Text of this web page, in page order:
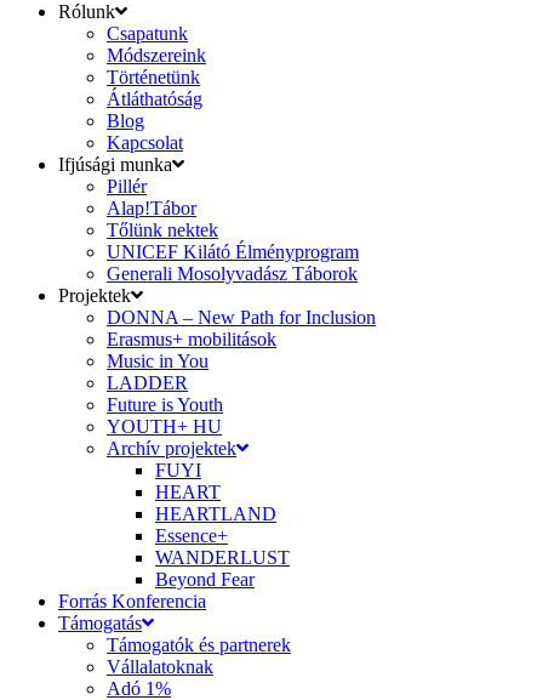
Rólunk
Csapatunk
Módszereink
Történetünk
Átláthatóság
Blog
Kapcsolat
Ifjúsági munka
Pillér
Alap!Tábor
Tőlünk nektek
UNICEF Kilátó Élményprogram
Generali Mosolyvadász Táborok
Projektek
DONNA – New Path for Inclusion
Erasmus+ mobilitások
Music in You
LADDER
Future is Youth
YOUTH+ HU
Archív projektek
FUYI
HEART
HEARTLAND
Essence+
WANDERLUST
Beyond Fear
Forrás Konferencia
Támogatás
Támogatók és partnerek
Vállalatoknak
Adó 1%